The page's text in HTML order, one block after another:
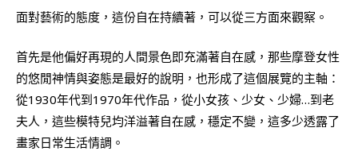
面對藝術的態度，這份自在持續著，可以從三方面來觀察。
首先是他偏好再現的人間景色即充滿著自在感，那些摩登女性
的悠閒神情與姿態是最好的說明，也形成了這個展覽的主軸：
從1930年代到1970年代作品，從小女孩、少女、少婦…到老
夫人，這些模特兒均洋溢著自在感，穩定不變，這多少透露了
畫家日常生活情調。